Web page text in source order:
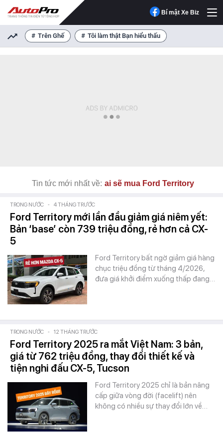
Bí mật Xe Biz
Trên Ghế Tôi làm thật Bạn hiểu thấu
Tin tức mới nhất về: ai sẽ mua Ford Territory
TRONG NƯỚC - 4 THÁNG TRƯỚC
Ford Territory mới lần đầu giảm giá niêm yết:
Bản ‘base’ còn 739 triệu đồng, rẻ hơn cả CX-
5
Ford Territory bất ngờ giảm giá hàng
chục triệu đồng từ tháng 4/2026,
đưa giá khởi điểm xuống thấp đang…
TRONG NƯỚC - 12 THÁNG TRƯỚC
Ford Territory 2025 ra mắt Việt Nam: 3 bản,
giá từ 762 triệu đồng, thay đổi thiết kế và
tiện nghi đấu CX-5, Tucson
Ford Territory 2025 chỉ là bản nâng
cấp giữa vòng đời (facelift) nên
không có nhiều sự thay đổi lớn về…